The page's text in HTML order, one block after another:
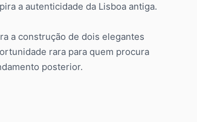
a autenticidade da Lisboa antiga.
a construção de dois elegantes
rara para quem procura
posterior.